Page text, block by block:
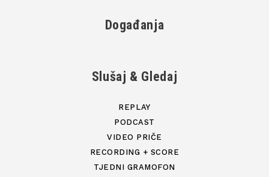
Događanja
Slušaj & Gledaj
REPLAY
PODCAST
VIDEO PRIČE
RECORDING + SCORE
TJEDNI GRAMOFON